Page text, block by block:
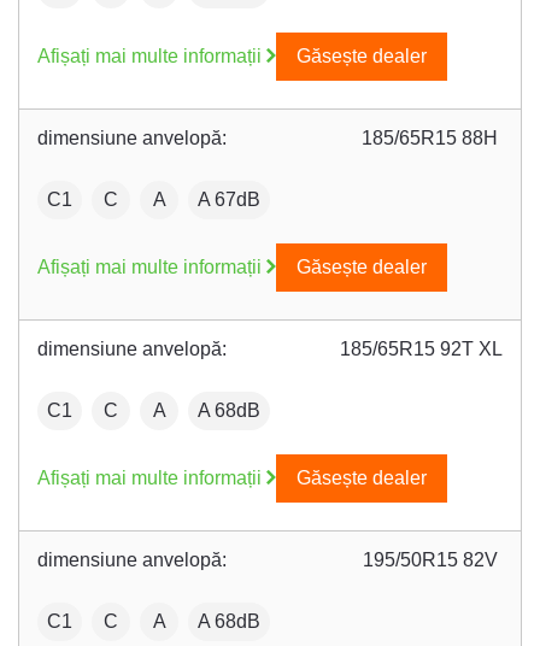
Afișați mai multe informații Găsește dealer
dimensiune anvelopă: 185/65R15 88H
:C1 Fuel efficiency:
C Wet grip:
A :A 67dB
Afișați mai multe informații Găsește dealer
dimensiune anvelopă: 185/65R15 92T XL
:C1 Fuel efficiency:
C Wet grip:
A :A 68dB
Afișați mai multe informații Găsește dealer
dimensiune anvelopă: 195/50R15 82V
:C1 Fuel efficiency:
C Wet grip:
A :A 68dB